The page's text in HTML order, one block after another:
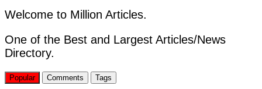
Welcome to Million Articles.
One of the Best and Largest Articles/News
Directory.
Popular Comments Tags